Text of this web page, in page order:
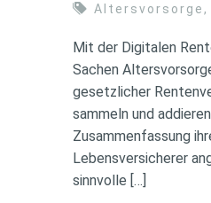
Altersvorsorge ,
Mit der Digitalen
Sachen
gesetzlicher
sammeln und
Zusammenfassung
Lebensversicherer
sinnvolle […]